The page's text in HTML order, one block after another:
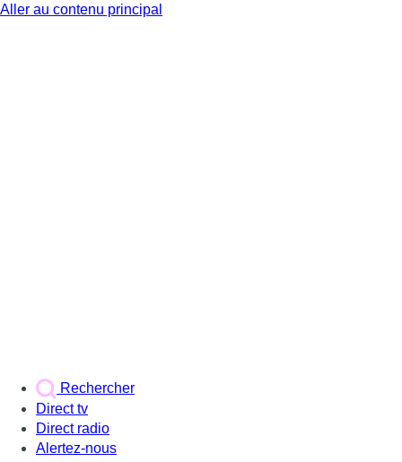
Aller au contenu principal
Rechercher
Direct tv
Direct radio
Alertez-nous